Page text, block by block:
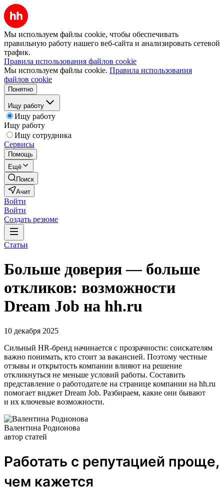
Мы используем файлы cookie, чтобы обеспечивать
правильную работу нашего веб-сайта и анализировать сетевой
трафик.
Правила использования файлов cookie
Мы используем файлы cookie. Правила использования
файлов cookie
Понятно
Ищу работу
Ищу работу
Ищу работу
Ищу сотрудника
Сервисы
Помощь
Ещё
Поиск
Ачит
Войти
Войти
Создать резюме
Статьи
Больше доверия — больше
откликов: возможности
Dream Job на hh.ru
10 декабря 2025
Сильный HR-бренд начинается с прозрачности: соискателям
важно понимать, кто стоит за вакансией. Поэтому честные
отзывы и открытость компании влияют на решение
откликнуться не меньше условий работы. Составить
представление о работодателе на странице компании на hh.ru
помогает виджет Dream Job. Разбираем, какие они бывают
и их ключевые возможности.
Валентина Родионова
автор статей
Работать с репутацией проще,
чем кажется